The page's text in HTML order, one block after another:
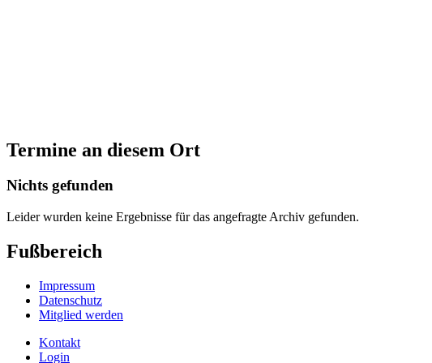
Termine an diesem Ort
Nichts gefunden
Leider wurden keine Ergebnisse für das angefragte Archiv gefunden.
Fußbereich
Impressum
Datenschutz
Mitglied werden
Kontakt
Login